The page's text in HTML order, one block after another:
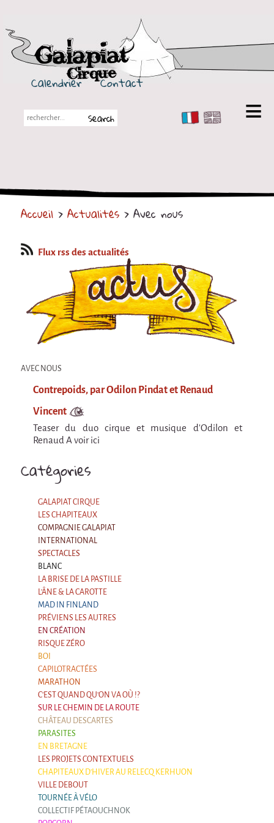
Galapiat Cirque
Calendrier
Contact
FR EN
Les Chapiteaux
Partenaires
Spectacles
Attraction Capillaire
BLANC
Courbatures
La Brise de la Pastille
L'âne & la carotte
Les maîtres du désordre
L'essaim - Projet participatif autour de la
Brise de la Pastille
Mad in Finland
Préviens les autres
Sans-culotte
Sans-Culotte
En création
Espèce d'idiot
Il va pleuvoir
Il va pleuvoir
HIKI
HIKI
Mordicus (titre provisoire)
MORDICUS (titre provisoire)
En souvenir
Risque ZérO
BOI
Capilotractées
Accueil > Actualités > Avec nous
Flux rss des actualités
Catégories
GALAPIAT CIRQUE
LES CHAPITEAUX
COMPAGNIE GALAPIAT
INTERNATIONAL
SPECTACLES
BLANC
LA BRISE DE LA PASTILLE
L'ÂNE & LA CAROTTE
MAD IN FINLAND
PRÉVIENS LES AUTRES
EN CRÉATION
RISQUE ZÉRO
BOI
CAPILOTRACTÉES
MARATHON
C'EST QUAND QU'ON VA OÙ !?
SUR LE CHEMIN DE LA ROUTE
CHÂTEAU DESCARTES
PARASITES
EN BRETAGNE
LES PROJETS CONTEXTUELS
CHAPITEAUX D'HIVER AU RELECQ KERHUON
VILLE DEBOUT
TOURNÉE À VÉLO
COLLECTIF PÉTAOUCHNOK
AVEC NOUS
Contrepoids, par Odilon Pindat et Renaud
Vincent
Teaser du duo cirque et musique d'Odilon et
Renaud A voir ici